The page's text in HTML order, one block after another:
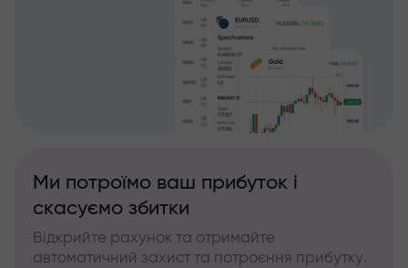
Ми потроїмо ваш прибуток і
скасуємо збитки
Відкрийте рахунок та отримайте
автоматичний захист та потроєння прибутку.